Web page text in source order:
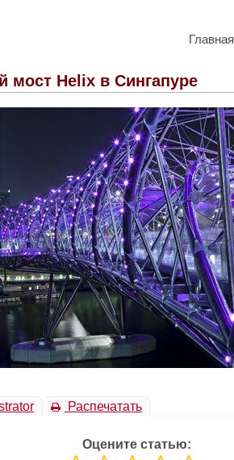
Главная
мост Helix в Сингапуре
Распечатать
Оцените статью: